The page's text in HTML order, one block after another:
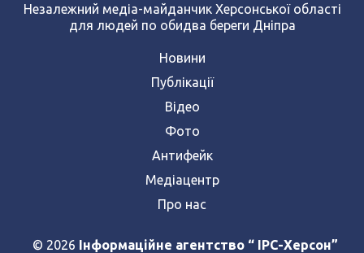
Незалежний медіа-майданчик Херсонської області
для людей по обидва береги Дніпра
Новини
Публікації
Відео
Фото
Антифейк
Медіацентр
Про нас
© 2026 Інформаційне агентство “ IPC-Херсон”